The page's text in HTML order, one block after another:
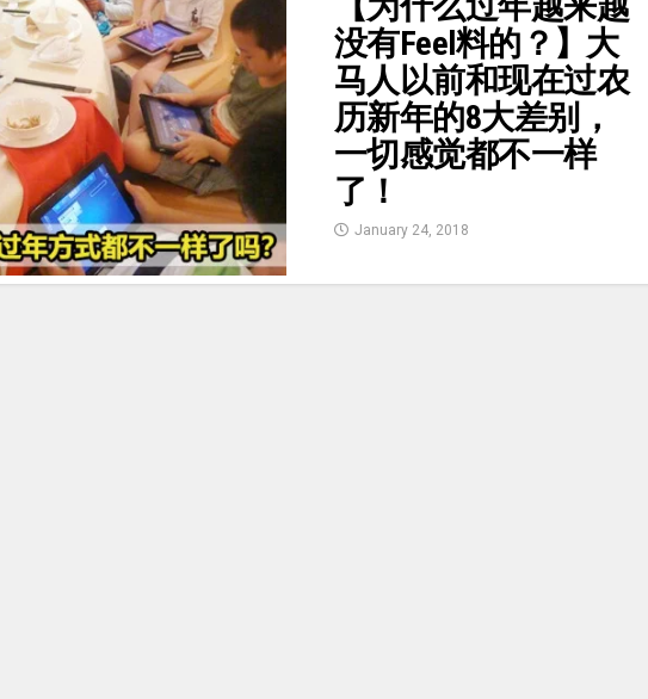
没有Feel料的？】大
马人以前和现在过农
历新年的8大差别，
一切感觉都不一样
了！
January 24, 2018